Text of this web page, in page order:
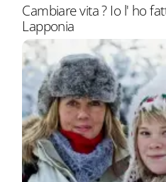
Cambiare vita ? Io l' ho
Lapponia